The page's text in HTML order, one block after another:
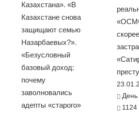
Казахстана». «В
Казахстане снова
защищают семью
Назарбаевых?».
«Безусловный
базовый доход:
почему
заволновались
адепты «старого»